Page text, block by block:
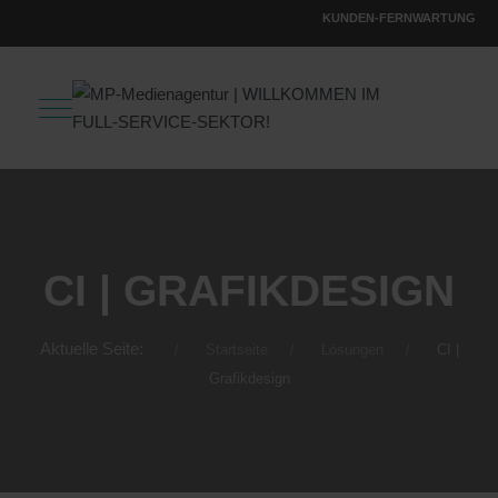
KUNDEN-FERNWARTUNG
CI | GRAFIKDESIGN